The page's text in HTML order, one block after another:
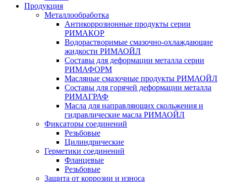
Продукция
Металлообработка
Антикоррозионные продукты серии
РИМАКОР
Водорастворимые смазочно-охлаждающие
жидкости РИМАОЙЛ
Составы для деформации металла серии
РИМАФОРМ
Масляные смазочные продукты РИМАОЙЛ
Составы для горячей деформации металла
РИМАГРАФ
Масла для направляющих скольжения и
гидравлические масла РИМАОЙЛ
Фиксаторы соединений
Резьбовые
Цилиндрические
Герметики соединений
Фланцевые
Резьбовые
Защита от коррозии и износа